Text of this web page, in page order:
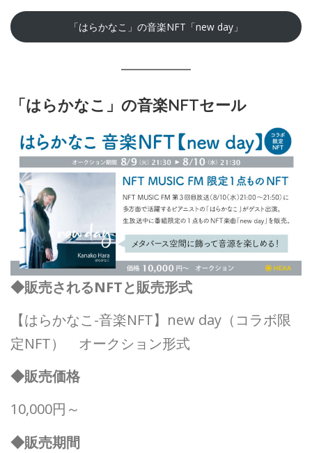
「はらかなこ」の音楽NFT「new day」
「はらかなこ」の音楽NFTセール
◆販売されるNFTと販売形式
【はらかなこ-音楽NFT】new day（コラボ限
定NFT） オークション形式
◆販売価格
10,000円～
◆販売期間